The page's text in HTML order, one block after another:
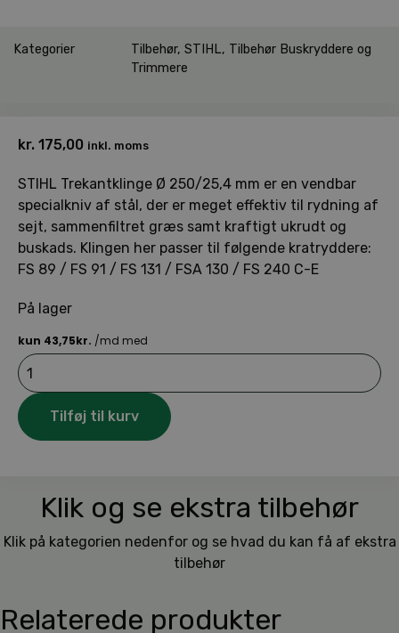
Kategorier Tilbehør, STIHL, Tilbehør Buskryddere og
Trimmere
kr. 175,00 inkl. moms
STIHL Trekantklinge Ø 250/25,4 mm er en vendbar
specialkniv af stål, der er meget effektiv til rydning af
sejt, sammenfiltret græs samt kraftigt ukrudt og
buskads. Klingen her passer til følgende kratryddere:
FS 89 / FS 91 / FS 131 / FSA 130 / FS 240 C-E
På lager
STIHL
Trekantklinge
Ø
250/25,4
mm
antal
Tilføj til kurv
Klik og se ekstra tilbehør
Klik på kategorien nedenfor og se hvad du kan få af ekstra
tilbehør
Relaterede produkter